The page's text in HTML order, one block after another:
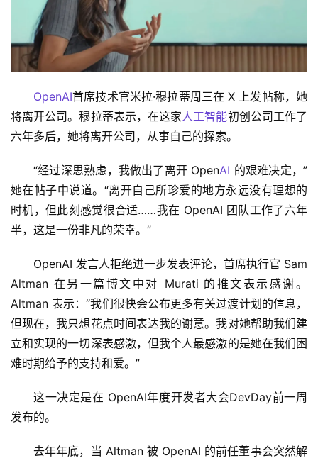
OpenAI首席技术官米拉·穆拉蒂周三在 X 上发帖称，她
将离开公司。穆拉蒂表示，在这家人工智能初创公司工作了
六年多后，她将离开公司，从事自己的探索。
“经过深思熟虑，我做出了离开 OpenAI 的艰难决定，”
她在帖子中说道。“离开自己所珍爱的地方永远没有理想的
时机，但此刻感觉很合适……我在 OpenAI 团队工作了六年
半，这是一份非凡的荣幸。”
OpenAI 发言人拒绝进一步发表评论，首席执行官 Sam
Altman 在另一篇博文中对 Murati 的推文表示感谢。
Altman 表示：“我们很快会公布更多有关过渡计划的信息，
但现在，我只想花点时间表达我的谢意。我对她帮助我们建
立和实现的一切深表感激，但我个人最感激的是她在我们困
难时期给予的支持和爱。”
这一决定是在 OpenAI年度开发者大会DevDay前一周
发布的。
去年年底，当 Altman 被 OpenAI 的前任董事会突然解